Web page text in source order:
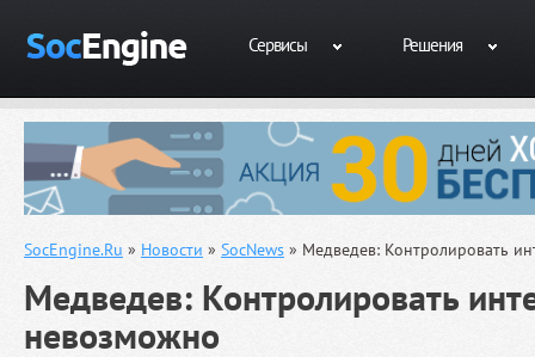
Сервисы Решения
SocEngine.Ru » Новости » SocNews » Медведев: Контролировать
Медведев: Контролировать
невозможно